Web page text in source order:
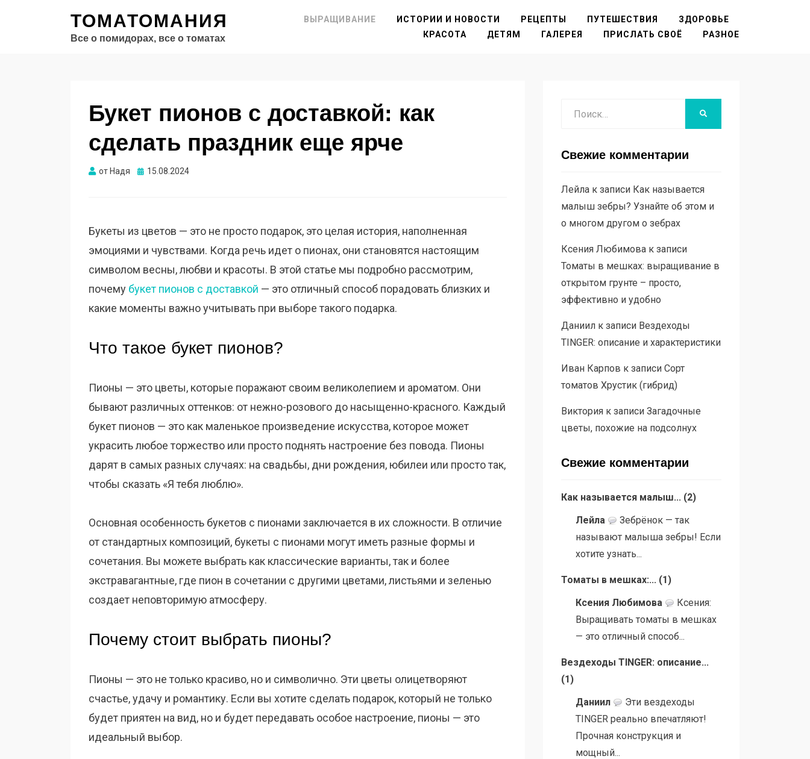
ТОМАТОМАНИЯ
Все о помидорах, все о томатах
ВЫРАЩИВАНИЕ ИСТОРИИ И НОВОСТИ РЕЦЕПТЫ ПУТЕШЕСТВИЯ
ЗДОРОВЬЕ
КРАСОТА
ДЕТЯМ ГАЛЕРЕЯ ПРИСЛАТЬ СВОЁ РАЗНОЕ
Букет пионов с доставкой: как
сделать праздник еще ярче
от Надя Опубликовано
15.08.2024
Букеты из цветов — это не просто подарок, это целая история, наполненная
эмоциями и чувствами. Когда речь идет о пионах, они становятся настоящим
символом весны, любви и красоты. В этой статье мы подробно рассмотрим,
почему букет пионов с доставкой — это отличный способ порадовать близких и
какие моменты важно учитывать при выборе такого подарка.
Что такое букет пионов?
Пионы — это цветы, которые поражают своим великолепием и ароматом. Они
бывают различных оттенков: от нежно-розового до насыщенно-красного. Каждый
букет пионов — это как маленькое произведение искусства, которое может
украсить любое торжество или просто поднять настроение без повода. Пионы
дарят в самых разных случаях: на свадьбы, дни рождения, юбилеи или просто так,
чтобы сказать «Я тебя люблю».
Основная особенность букетов с пионами заключается в их сложности. В отличие
от стандартных композиций, букеты с пионами могут иметь разные формы и
сочетания. Вы можете выбрать как классические варианты, так и более
экстравагантные, где пион в сочетании с другими цветами, листьями и зеленью
создает неповторимую атмосферу.
Почему стоит выбрать пионы?
Пионы — это не только красиво, но и символично. Эти цветы олицетворяют
счастье, удачу и романтику. Если вы хотите сделать подарок, который не только
будет приятен на вид, но и будет передавать особое настроение, пионы — это
идеальный выбор.
Свежие комментарии
Лейлак записи Как называется
малыш зебры? Узнайте об этом и
о многом другом о зебрах
Ксения Любимовак записи
Томаты в мешках: выращивание в
открытом грунте – просто,
эффективно и удобно
Даниилк записи Вездеходы
TINGER: описание и характеристики
Иван Карпов к записи Сорт
томатов Хрустик (гибрид)
Викторияк записи Загадочные
цветы, похожие на подсолнух
Свежие комментарии
Как называется малыш... (2)
Лейла
Зебрёнок — так
называют малыша зебры! Если
хотите узнать...
Томаты в мешках:... (1)
Ксения Любимова
Ксения:
Выращивать томаты в мешках
— это отличный способ...
Вездеходы TINGER: описание...
(1)
Даниил
Эти вездеходы
TINGER реально впечатляют!
Прочная конструкция и
мощный...